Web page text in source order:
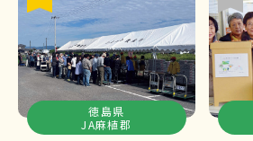
徳島県
JA麻植郡